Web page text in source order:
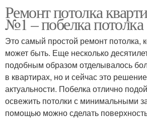
Ремонт потолка
№1 – побелка потолка
Это самый простой ремонт потолка,
может быть. Еще несколько
подобным образом отделывалось
в квартирах, но и сейчас это
актуальности. Побелка отлично
освежить потолки с минимальными
помощью можно сделать